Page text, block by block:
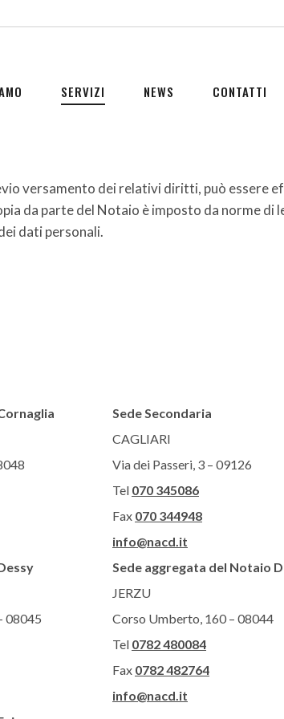
SERVIZI NEWS CONTATTI
versamento dei relativi diritti, può essere
da parte del Notaio è imposto da norme di
dati personali.
08045
Sede Secondaria
CAGLIARI
Via dei Passeri, 3 – 09126
Tel 070 345086
Fax 070 344948
info@nacd.it
Sede aggregata del Notaio
JERZU
Corso Umberto, 160 – 08044
Tel 0782 480084
Fax 0782 482764
info@nacd.it